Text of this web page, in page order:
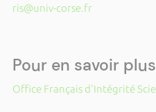
ris@univ-corse.fr
Pour en savoir plus
Office Français d'Intégrité